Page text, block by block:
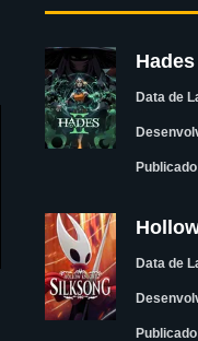
Hades
Data de
Data de